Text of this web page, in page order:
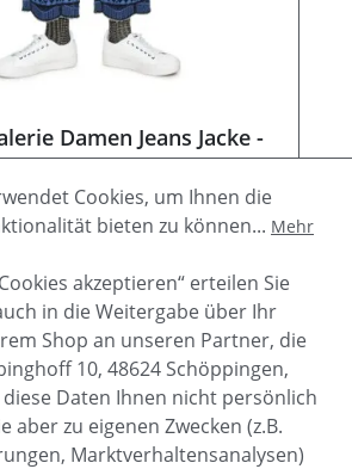
Damen Jeans Jacke -
Preis:
€ (50% gespart)
Details
Cookies, um Ihnen die
bieten zu können... Mehr
akzeptieren“ erteilen Sie
in die Weitergabe über Ihr
Shop an unseren Partner, die
10, 48624 Schöppingen,
Daten Ihnen nicht persönlich
aber zu eigenen Zwecken (z.B.
Marktverhaltensanalysen)